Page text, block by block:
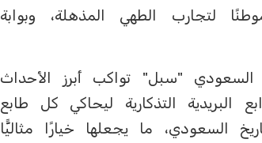
لتجارب الطهي المذهلة، وبوابة
السعودي "سبل" تواكب أبرز الأحداث
البريدية التذكارية ليحاكي كل طابع
السعودي، ما يجعلها خيارًا مثاليًّا